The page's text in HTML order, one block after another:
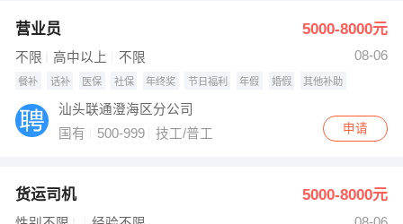
网络IT 保健按摩
快递员
收银员
出纳 保险
营业员 5000-8000元
不限 高中以上 不限 08-06
餐补 话补 医保 社保 年终奖 节日福利 年假 婚假 其他补助
汕头联通澄海区分公司
国有
500-999 技工/普工 申请
货运司机 5000-8000元